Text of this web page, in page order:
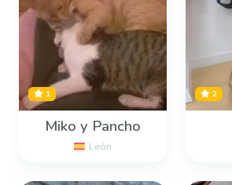
1
Miko y Pancho
León
2